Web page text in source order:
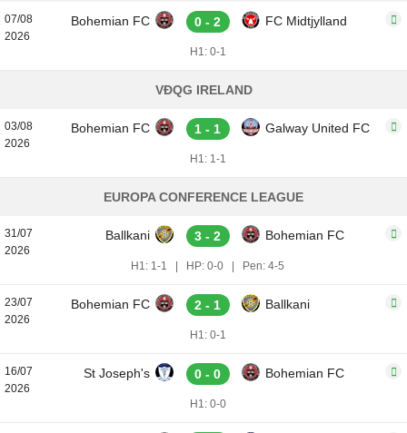
07/08
2026
Bohemian FC 0 - 2 FC Midtjylland
H1: 0-1
VĐQG IRELAND
03/08
2026
Bohemian FC 1 - 1 Galway United FC
H1: 1-1
EUROPA CONFERENCE LEAGUE
31/07
2026
Ballkani 3 - 2 Bohemian FC
H1: 1-1 HP: 0-0 Pen: 4-5
23/07
2026
Bohemian FC 2 - 1 Ballkani
H1: 0-1
16/07
2026
St Joseph's 0 - 0 Bohemian FC
H1: 0-0